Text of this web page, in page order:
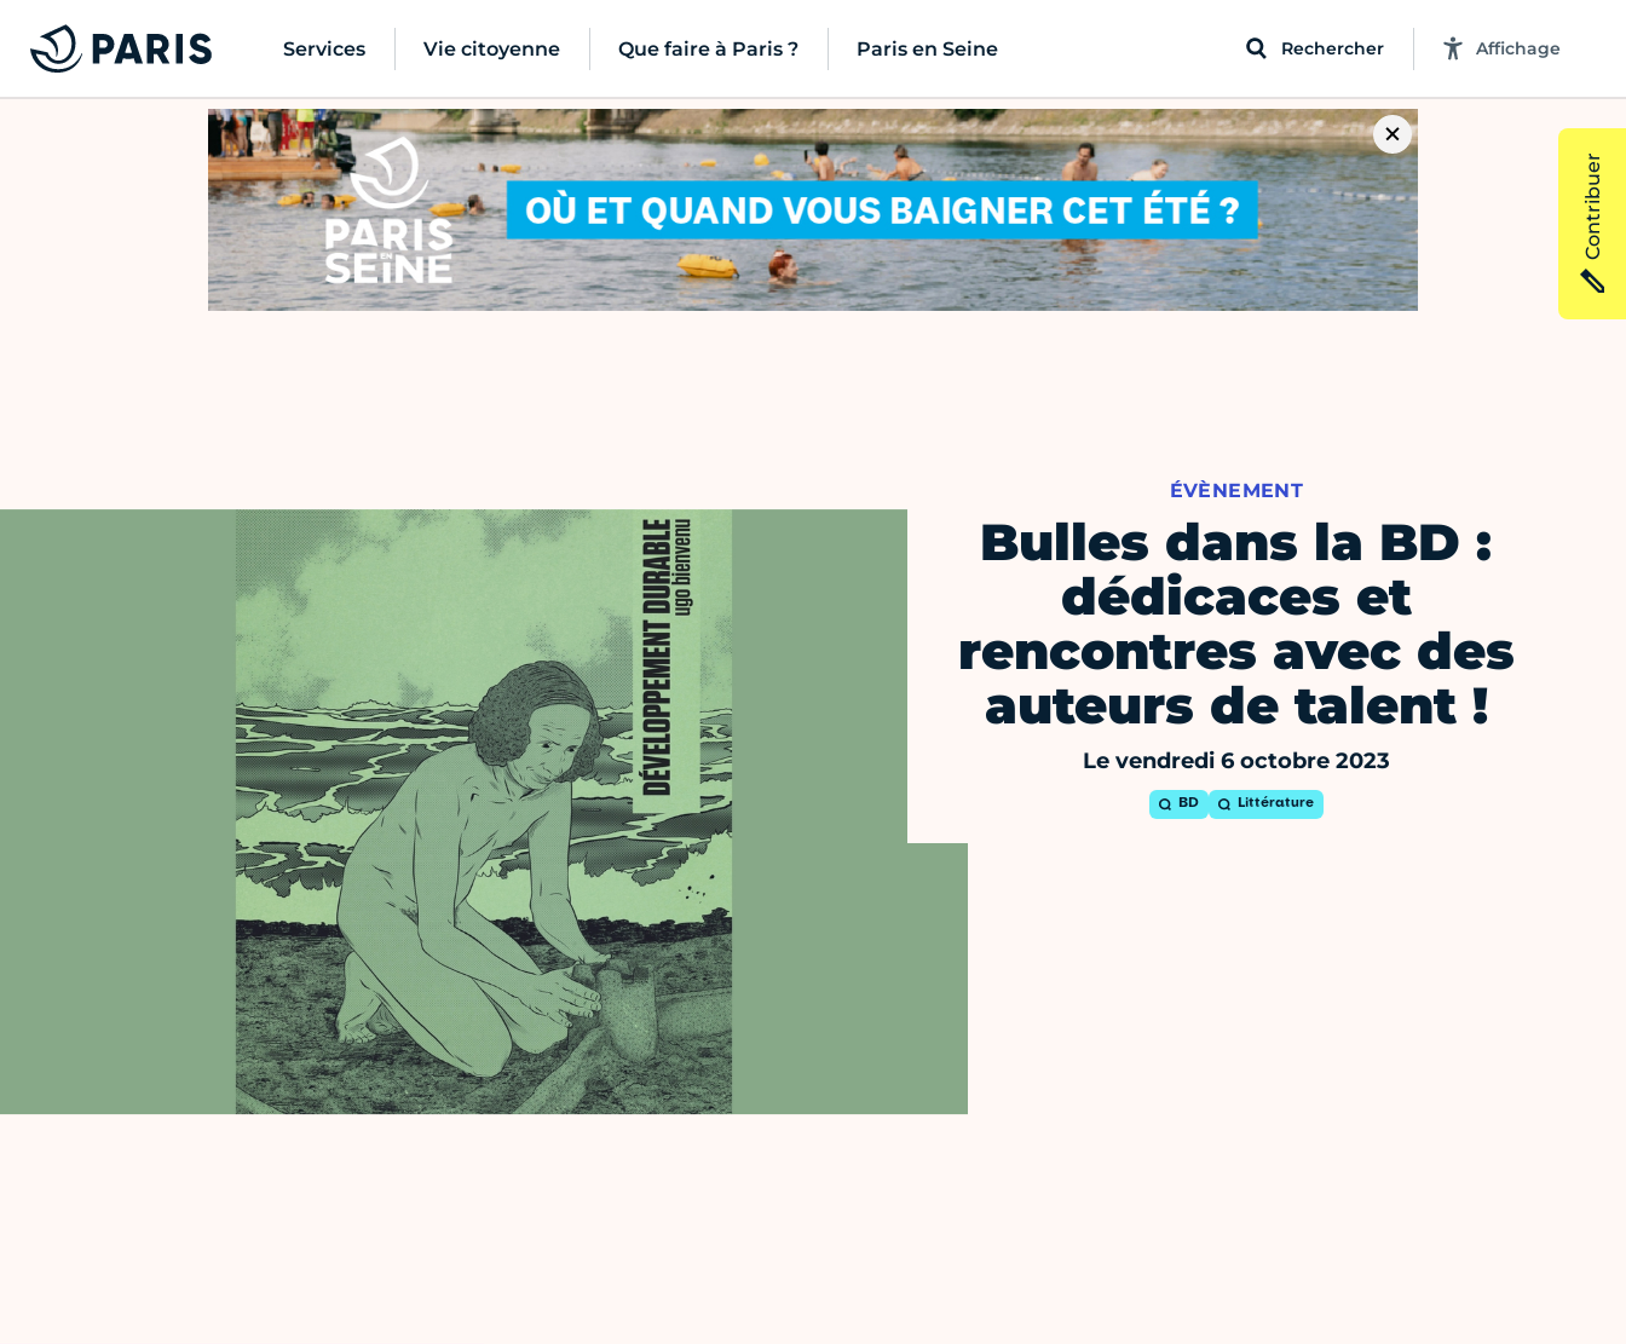
Services Vie citoyenne Que faire à Paris ? Paris en Seine Rechercher Affichage
ÉVÈNEMENT
Bulles dans la BD :
dédicaces et
rencontres avec des
auteurs de talent !
Le vendredi 6 octobre 2023
BD Littérature
Contribuer